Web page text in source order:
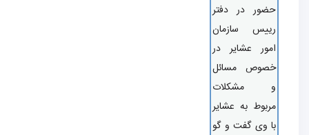
در دفتر
سازمان
عشایر در
مسائل
مشکلات
به عشایر
وی گفت و گو